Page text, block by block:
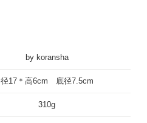
by koransha
径17＊高6cm 底径7.5cm
310g